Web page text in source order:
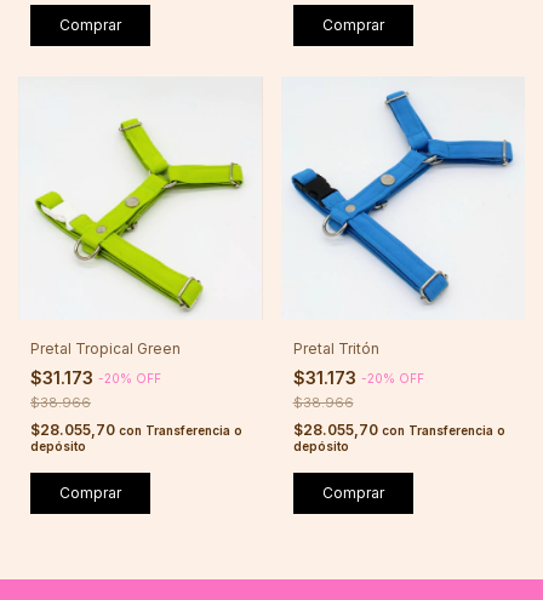
Comprar Comprar
Pretal Tropical Green
$31.173 -20% OFF
$38.966
$28.055,70 con Transferencia o
depósito
Comprar
Pretal Tritón
$31.173 -20% OFF
$38.966
$28.055,70 con Transferencia o
depósito
Comprar